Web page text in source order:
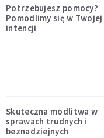
Potrzebujesz pomocy?
Pomodlimy się w Twojej
intencji
Skuteczna modlitwa w
sprawach trudnych i
beznadziejnych